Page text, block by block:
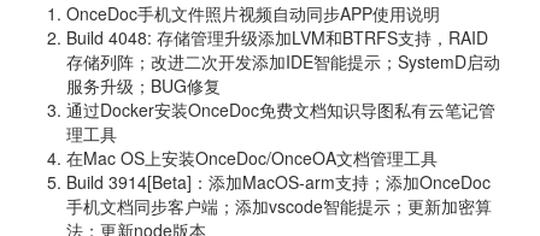
OnceDoc手机文件照片视频自动同步APP使用说明
Build 4048: 存储管理升级添加LVM和BTRFS支持，RAID
存储列阵；改进二次开发添加IDE智能提示；SystemD启动
服务升级；BUG修复
通过Docker安装OnceDoc免费文档知识导图私有云笔记管
理工具
在Mac OS上安装OnceDoc/OnceOA文档管理工具
Build 3914[Beta]：添加MacOS-arm支持；添加OnceDoc
手机文档同步客户端；添加vscode智能提示；更新加密算
法；更新node版本